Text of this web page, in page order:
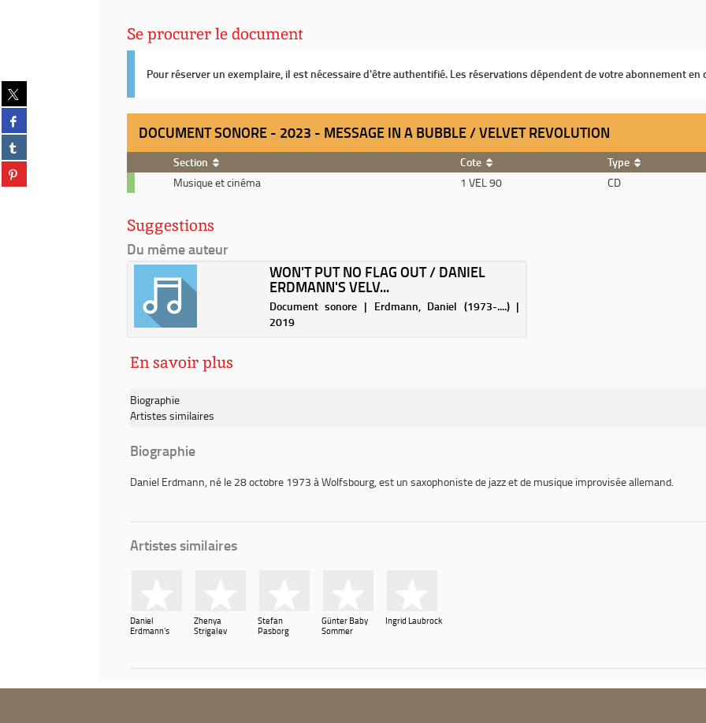
Partager
sur
twitter
(Nouvelle
fenêtre)
Partager
sur
facebook
(Nouvelle
fenêtre)
Partager
sur
tumblr
(Nouvelle
Partager
sur
Se procurer le document
Pour réserver un exemplaire, il est nécessaire d'être authentifié. Les réservations dépendent de votre abonnement en
DOCUMENT SONORE - 2023 - MESSAGE IN A BUBBLE / VELVET REVOLUTION
sonore
2023
-
Message
bubble
Section Cote Type
Musique et cinéma
1 VEL 90 CD
Suggestions
Du même auteur
WON'T PUT NO FLAG OUT / DANIEL
ERDMANN'S VELV...
Document sonore | Erdmann, Daniel (1973-....) |
2019
En savoir plus
Biographie
Artistes similaires
Biographie
Daniel Erdmann, né le 28 octobre 1973 à Wolfsbourg, est un saxophoniste de jazz et de musique improvisée allemand.
Artistes similaires
Daniel
Erdmann's
Zhenya
Strigalev
Stefan
Pasborg
Günter Baby
Sommer
Ingrid Laubrock